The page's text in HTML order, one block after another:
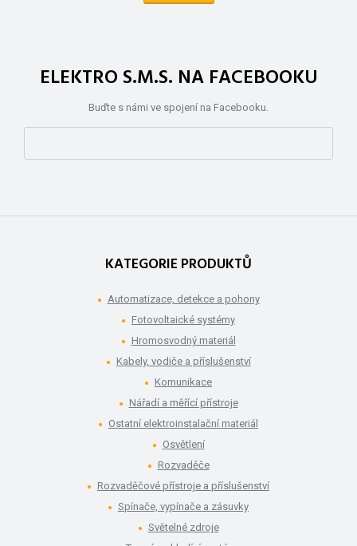
ELEKTRO S.M.S. NA FACEBOOKU
Buďte s námi ve spojení na Facebooku.
KATEGORIE PRODUKTŮ
Automatizace, detekce a pohony
Fotovoltaické systémy
Hromosvodný materiál
Kabely, vodiče a příslušenství
Komunikace
Nářadí a měřící přístroje
Ostatní elektroinstalační materiál
Osvětlení
Rozvaděče
Rozvaděčové přístroje a příslušenství
Spínače, vypínače a zásuvky
Světelné zdroje